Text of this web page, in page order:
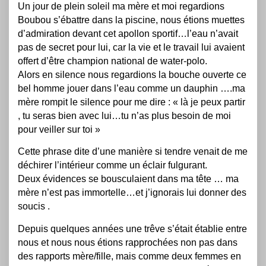
Un jour de plein soleil ma mère et moi regardions
Boubou s’ébattre dans la piscine, nous étions muettes
d’admiration devant cet apollon sportif…l’eau n’avait
pas de secret pour lui, car la vie et le travail lui avaient
offert d’être champion national de water-polo.
Alors en silence nous regardions la bouche ouverte ce
bel homme jouer dans l’eau comme un dauphin ….ma
mère rompit le silence pour me dire : « là je peux partir
, tu seras bien avec lui…tu n’as plus besoin de moi
pour veiller sur toi »
Cette phrase dite d’une manière si tendre venait de me
déchirer l’intérieur comme un éclair fulgurant.
Deux évidences se bousculaient dans ma tête … ma
mère n’est pas immortelle…et j’ignorais lui donner des
soucis .
Depuis quelques années une trêve s’était établie entre
nous et nous nous étions rapprochées non pas dans
des rapports mère/fille, mais comme deux femmes en